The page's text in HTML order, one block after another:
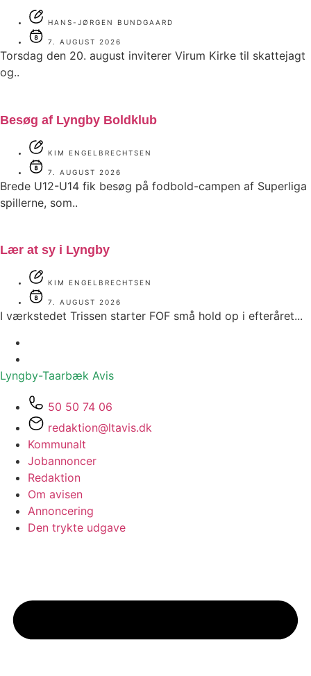
HANS-JØRGEN BUNDGAARD
7. AUGUST 2026
Torsdag den 20. august inviterer Virum Kirke til skattejagt
og..
Besøg af Lyngby Boldklub
KIM ENGELBRECHTSEN
7. AUGUST 2026
Brede U12-U14 fik besøg på fodbold-campen af Superliga
spillerne, som..
Lær at sy i Lyngby
KIM ENGELBRECHTSEN
7. AUGUST 2026
I værkstedet Trissen starter FOF små hold op i efteråret...
Lyngby-Taarbæk Avis
50 50 74 06
redaktion@ltavis.dk
Kommunalt
Jobannoncer
Redaktion
Om avisen
Annoncering
Den trykte udgave